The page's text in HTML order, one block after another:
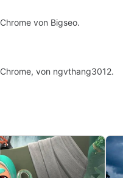
von Bigseo.
von ngvthang3012.